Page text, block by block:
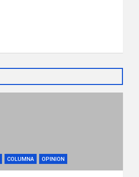
COLUMNA OPINION